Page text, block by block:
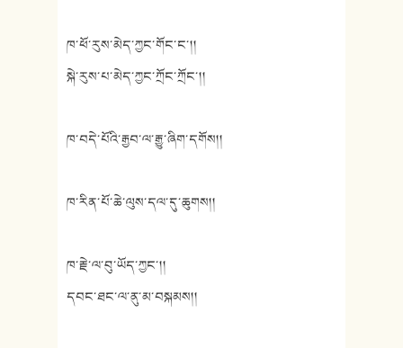
ཁ་ཕོ་རུས་མེད་ཀྱང་གོང་ང་།།
སྐེ་རུས་པ་མེད་ཀྱང་ཀྲོང་ཀྲོང་།།
ཁ་བདེ་པོའི་རྒྱབ་ལ་རྒྱུ་ཞིག་དགོས།།
ཁ་རིན་པོ་ཆེ་ལུས་དལ་དུ་ཆུགས།།
ཁ་རྗེ་ལ་བུ་ཡོད་ཀྱང་།།
དབང་ཐང་ལ་ནུ་མ་བསྐམས།།